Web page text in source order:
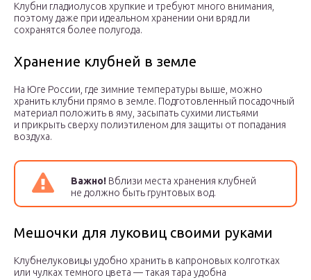
Клубни гладиолусов хрупкие и требуют много внимания,
поэтому даже при идеальном хранении они вряд ли
сохранятся более полугода.
Хранение клубней в земле
На Юге России, где зимние температуры выше, можно
хранить клубни прямо в земле. Подготовленный посадочный
материал положить в яму, засыпать сухими листьями
и прикрыть сверху полиэтиленом для защиты от попадания
воздуха.
Важно! Вблизи места хранения клубней
не должно быть грунтовых вод.
Мешочки для луковиц своими руками
Клубнелуковицы удобно хранить в капроновых колготках
или чулках темного цвета — такая тара удобна